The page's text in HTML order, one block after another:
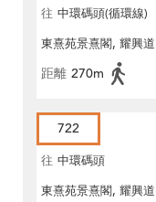
往 中環碼頭(循環線)
東熹苑景熹閣, 耀興道
距離 270m
722
往 中環碼頭
東熹苑景熹閣, 耀興道